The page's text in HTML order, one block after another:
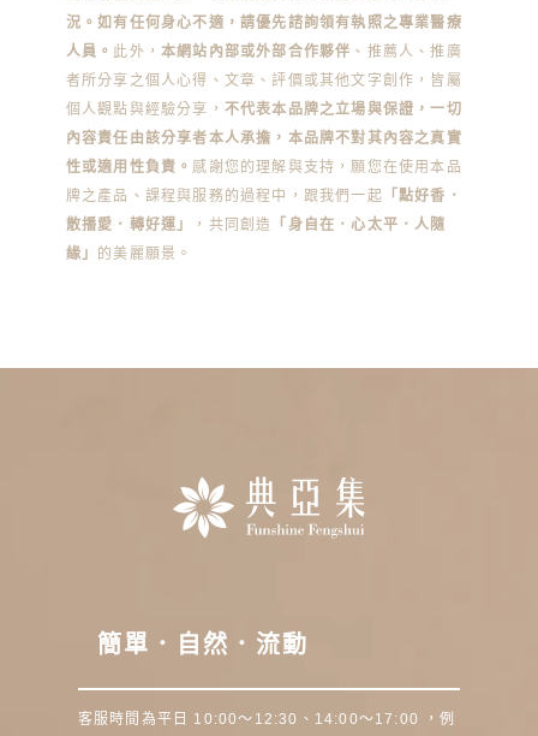
況。如有任何身心不適，請優先諮詢領有執照之專業醫療
人員。 此外，本網站內部或外部合作夥伴 、推薦人、推廣
者所分享之個人心得、文章、評價或其他文字創作，皆屬
個人觀點與經驗分享， 不代表本品牌之立場與保證，一切
內容責任由該分享者本人承擔，本品牌不對其內容之真實
性或適用性負責。感謝您的理解與支持，願您在使用本品
牌之產品、課程與服務的過程中，跟我們一起 「點好香．
散播愛．轉好運」
，共同創造
「身自在．心太平．人隨
緣」
的美麗願景。
簡單．自然．流動
客服時間為平日 10:00～12:30、14:00～17:00 ，例